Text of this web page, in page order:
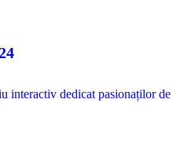
interactiv dedicat pasionaților de